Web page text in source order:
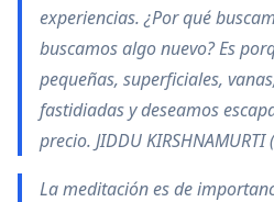
experiencias. ¿Por qué
buscamos algo nuevo? Es
pequeñas, superficiales,
fastidiadas y deseamos
precio. JIDDU KIRSHNAMURTI
La meditación es de